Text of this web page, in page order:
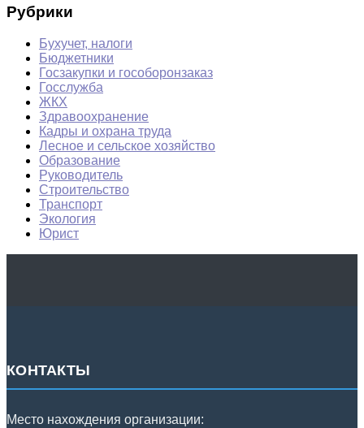
Рубрики
Бухучет, налоги
Бюджетники
Госзакупки и гособоронзаказ
Госслужба
ЖКХ
Здравоохранение
Кадры и охрана труда
Лесное и сельское хозяйство
Образование
Руководитель
Строительство
Транспорт
Экология
Юрист
КОНТАКТЫ
Место нахождения организации: